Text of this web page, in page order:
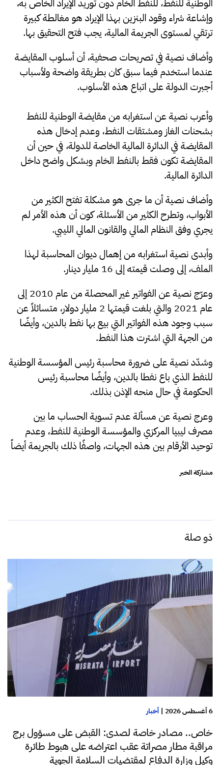
وإشاعة شراء وقود البنزين بهذا الإيراد هو مغالطة كبيرة
ترتقي لمستوى الجريمة المالية، يجب فتح التحقيق بها.
وأضاف نصية في تصريحات صحفية، أن أسلوب المقايضة
عندما استخدم فيما سبق كان بطريقة واضحة ولأسباب
أجبرت الدولة على اتباع هذه الأسلوب.
وأعرب نصية عن استغرابه من مقايضة الوطنية للنفط
بشحنات الغاز ومشتقات النفط، وعدم إدخال هذه
المقايضة في الدائرة المالية الخاصة للدولة، في حين أن
المقايضة تكون فقط بالنفط الخام وبشكل واضح داخل
الدائرة المالية.
وأضاف نصية أن ما جرى هو مشكلة تفتح الكثير من
الأبواب، وتطرح الكثير من الأسئلة، كون أن هذه الأمر لم
يجري وفق النظام المالي والقانون المالي الليبي.
وأبدى نصية استغرابه من إهمال ديوان المحاسبة لهذا
الملف، إلى وصلت قيمته إلى 16 مليار دينار.
وعرّج نصية عن الفواتير غير المحصلة من عام 2010 إلى
عام 2021 والتي بلغت قيمتها 2 مليار دولار، متسائلاً عن
سبب وجود هذه الفواتير التي بيع بها نفط بالدين، وأيضًا
من الجهة التي اشترت هذا النفط.
وشدّد نصية على ضرورة محاسبة رئيس المؤسسة الوطنية
للنفط الذي باع نفطا بالدين، وأيضًا محاسبة رئيس
الحكومة في حال منحه الإذن بذلك.
وعرج نصية عن مسألة عدم تسوية الحساب ما بين
مصرف ليبيا المركزي والمؤسسة الوطنية للنفط، وعدم
توحيد الأرقام بين هذه الجهات، واصفًا ذلك بالجريمة أيضاً
مشاركة الخبر
ذو صلة
6 أغسطس 2026 | أخبار
خاص.. مصادر خاصة لصدى: القبض على مسؤول برج
مراقبة مطار مصراتة عقب اعتراضه على هبوط طائرة
وكيل وزارة الدفاع لمقتضيات السلامة الجوية